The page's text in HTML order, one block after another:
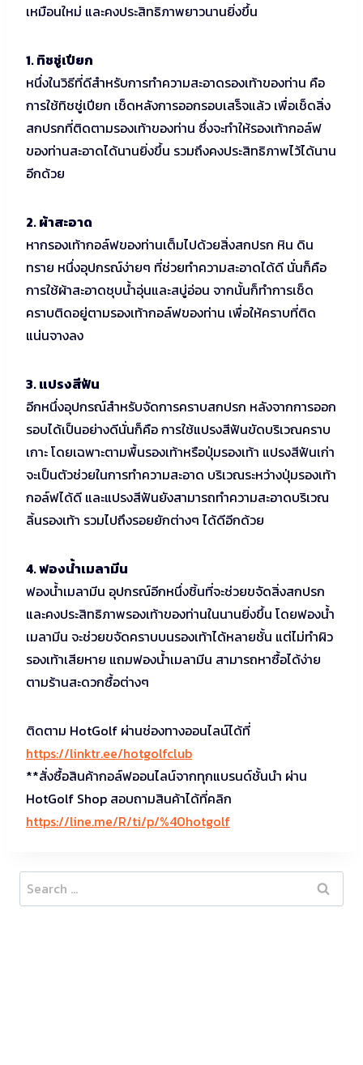
เหมือนใหม่ และคงประสิทธิภาพยาวนานยิ่งขึ้น
1. ทิชชู่เปียก
หนึ่งในวิธีที่ดีสำหรับการทำความสะอาดรองเท้าของท่าน คือ
การใช้ทิชชู่เปียก เช็ดหลังการออกรอบเสร็จแล้ว เพื่อเช็ดสิ่ง
สกปรกที่ติดตามรองเท้าของท่าน ซึ่งจะทำให้รองเท้ากอล์ฟ
ของท่านสะอาดได้นานยิ่งขึ้น รวมถึงคงประสิทธิภาพไว้ได้นาน
อีกด้วย
2. ผ้าสะอาด
หากรองเท้ากอล์ฟของท่านเต็มไปด้วยสิ่งสกปรก หิน ดิน
ทราย หนึ่งอุปกรณ์ง่ายๆ ที่ช่วยทำความสะอาดได้ดี นั่นก็คือ
การใช้ผ้าสะอาดชุบน้ำอุ่นและสบู่อ่อน จากนั้นก็ทำการเช็ด
คราบติดอยู่ตามรองเท้ากอล์ฟของท่าน เพื่อให้คราบที่ติด
แน่นจางลง
3. แปรงสีฟัน
อีกหนึ่งอุปกรณ์สำหรับจัดการคราบสกปรก หลังจากการออก
รอบได้เป็นอย่างดีนั่นก็คือ การใช้แปรงสีฟันขัดบริเวณคราบ
เกาะ โดยเฉพาะตามพื้นรองเท้าหรือปุ่มรองเท้า แปรงสีฟันเก่า
จะเป็นตัวช่วยในการทำความสะอาด บริเวณระหว่างปุ่มรองเท้า
กอล์ฟได้ดี และแปรงสีฟันยังสามารถทำความสะอาดบริเวณ
ลิ้นรองเท้า รวมไปถึงรอยยักต่างๆ ได้ดีอีกด้วย
4. ฟองน้ำเมลามีน
ฟองน้ำเมลามีน อุปกรณ์อีกหนึ่งชิ้นที่จะช่วยขจัดสิ่งสกปรก
และคงประสิทธิภาพรองเท้าของท่านในนานยิ่งขึ้น โดยฟองน้ำ
เมลามีน จะช่วยขจัดคราบบนรองเท้าได้หลายชั้น แต่ไม่ทำผิว
รองเท้าเสียหาย แถมฟองน้ำเมลามีน สามารถหาซื้อได้ง่าย
ตามร้านสะดวกซื้อต่างๆ
ติดตาม HotGolf ผ่านช่องทางออนไลน์ได้ที่
https://linktr.ee/hotgolfclub
**สั่งซื้อสินค้ากอล์ฟออนไลน์จากทุกแบรนด์ชั้นนำ ผ่าน
HotGolf Shop สอบถามสินค้าได้ที่คลิก
https://line.me/R/ti/p/%40hotgolf
Search
for: